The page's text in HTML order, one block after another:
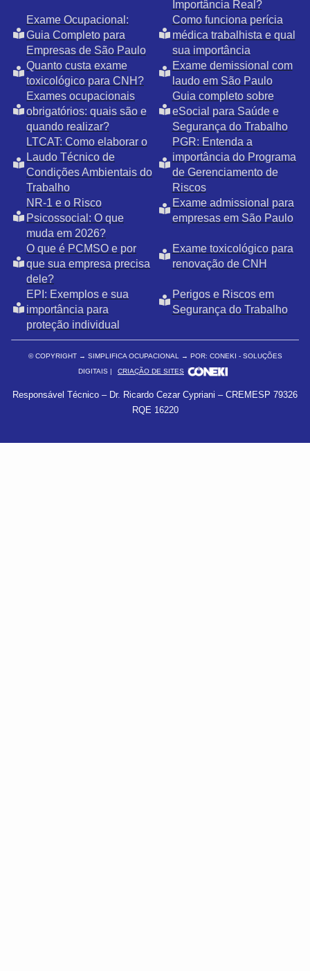
Importância Real?
Exame Ocupacional:
Guia Completo para
Empresas de São Paulo
Como funciona perícia
médica trabalhista e qual
sua importância
Quanto custa exame
toxicológico para CNH?
Exame demissional com
laudo em São Paulo
Exames ocupacionais
obrigatórios: quais são e
quando realizar?
Guia completo sobre
eSocial para Saúde e
Segurança do Trabalho
LTCAT: Como elaborar o
Laudo Técnico de
Condições Ambientais do
Trabalho
PGR: Entenda a
importância do Programa
de Gerenciamento de
Riscos
NR-1 e o Risco
Psicossocial: O que
muda em 2026?
Exame admissional para
empresas em São Paulo
O que é PCMSO e por
que sua empresa precisa
dele?
Exame toxicológico para
renovação de CNH
EPI: Exemplos e sua
importância para
proteção individual
Perigos e Riscos em
Segurança do Trabalho
© COPYRIGHT → SIMPLIFICA OCUPACIONAL → POR: CONEKI - SOLUÇÕES
DIGITAIS |
CRIAÇÃO DE SITES
Responsável Técnico – Dr. Ricardo Cezar Cypriani – CREMESP 79326
RQE 16220